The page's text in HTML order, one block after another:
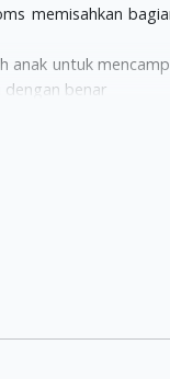
memisahkan
anak untuk
dengan benar
memastikan
mereka. Hal ini
ia ikut